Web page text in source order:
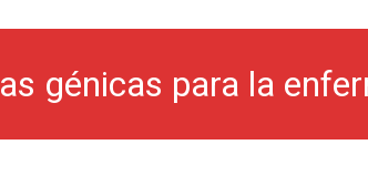
génicas para la